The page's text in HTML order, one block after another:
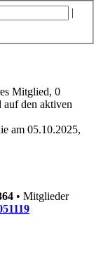
|
Mitglied, 0
auf den aktiven
am 05.10.2025,
• Mitglieder